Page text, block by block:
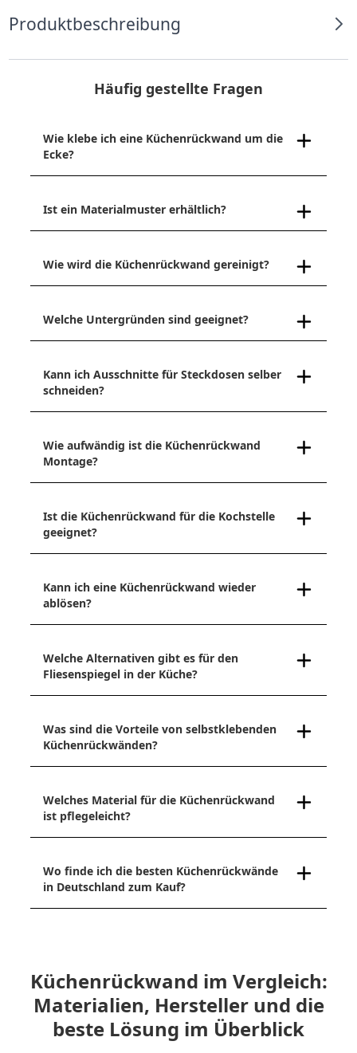
Produktbeschreibung
Häufig gestellte Fragen
Wie klebe ich eine Küchenrückwand um die
Ecke?
Ist ein Materialmuster erhältlich?
Wie wird die Küchenrückwand gereinigt?
Welche Untergründen sind geeignet?
Kann ich Ausschnitte für Steckdosen selber
schneiden?
Wie aufwändig ist die Küchenrückwand
Montage?
Ist die Küchenrückwand für die Kochstelle
geeignet?
Kann ich eine Küchenrückwand wieder
ablösen?
Welche Alternativen gibt es für den
Fliesenspiegel in der Küche?
Was sind die Vorteile von selbstklebenden
Küchenrückwänden?
Welches Material für die Küchenrückwand
ist pflegeleicht?
Wo finde ich die besten Küchenrückwände
in Deutschland zum Kauf?
Küchenrückwand im Vergleich:
Materialien, Hersteller und die
beste Lösung im Überblick